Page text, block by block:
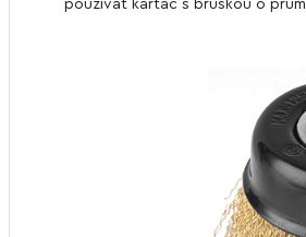
používat kartáč s bruskou o